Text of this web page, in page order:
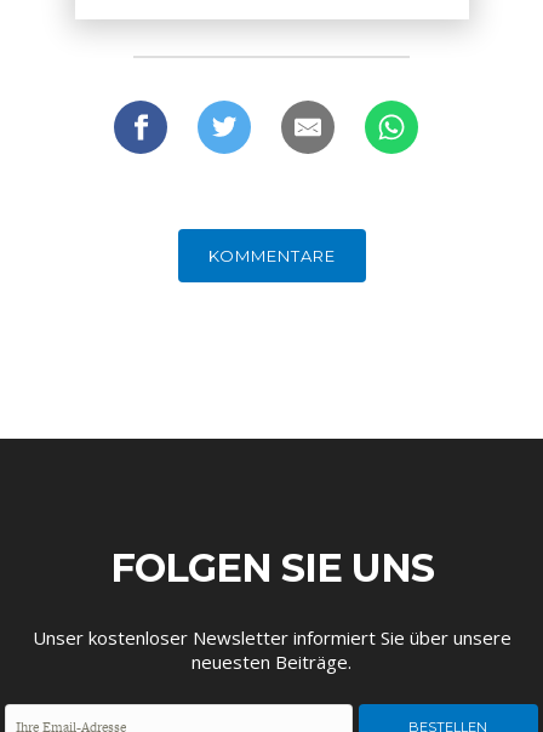
UNGLEICHHEIT UND
MACHT
EUROPA
KOMMENTARE
FOLGEN SIE UNS
Unser kostenloser Newsletter informiert Sie über unsere
neuesten Beiträge.